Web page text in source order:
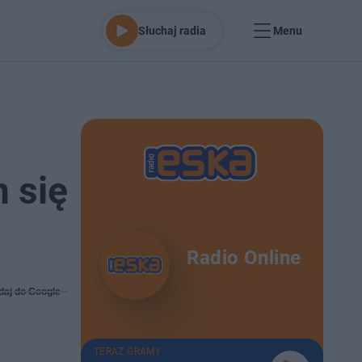
Słuchaj radia Menu
się
do Google
Radio Online
TERAZ GRAMY